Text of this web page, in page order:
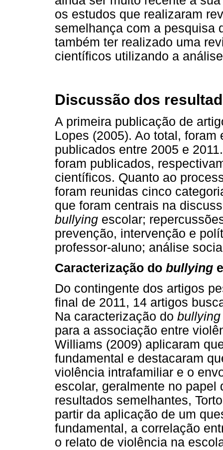
os estudos que realizaram
semelhança com a pesquisa
também ter realizado uma
científicos utilizando a
Discussão dos
A primeira publicação de
Lopes (2005). Ao total,
publicados entre 2005 e
foram publicados,
científicos. Quanto ao
foram reunidas cinco
que foram centrais na
bullying escolar;
prevenção, intervenção e
professor-aluno; análise
Caracterização do bullying
Do contingente dos artigos
final de 2011, 14 artigos
Na caracterização do bullying
para a associação entre
Williams (2009) aplicaram
fundamental e destacaram
violência intrafamiliar e o
escolar, geralmente no
resultados semelhantes,
partir da aplicação de um
fundamental, a correlação
o relato de violência na